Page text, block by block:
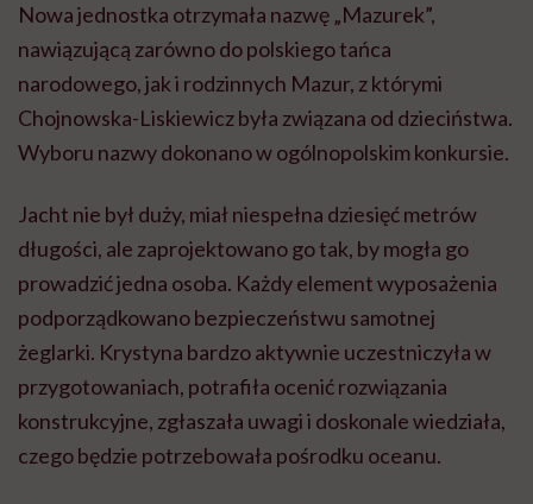
Nowa jednostka otrzymała nazwę „Mazurek”,
nawiązującą zarówno do polskiego tańca
narodowego, jak i rodzinnych Mazur, z którymi
Chojnowska-Liskiewicz była związana od dzieciństwa.
Wyboru nazwy dokonano w ogólnopolskim konkursie.
Jacht nie był duży, miał niespełna dziesięć metrów
długości, ale zaprojektowano go tak, by mogła go
prowadzić jedna osoba. Każdy element wyposażenia
podporządkowano bezpieczeństwu samotnej
żeglarki. Krystyna bardzo aktywnie uczestniczyła w
przygotowaniach, potrafiła ocenić rozwiązania
konstrukcyjne, zgłaszała uwagi i doskonale wiedziała,
czego będzie potrzebowała pośrodku oceanu.